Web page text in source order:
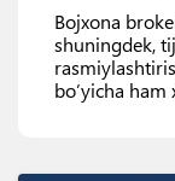
Bojxona
shuningdek,
bo’yicha